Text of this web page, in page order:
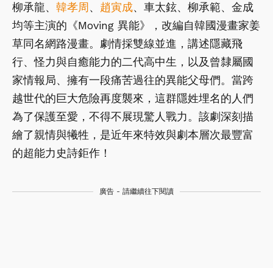
柳承龍、 韓孝周、 趙寅成、車太鉉、柳承範、金成
均等主演的《Moving 異能》，改編自韓國漫畫家姜
草同名網路漫畫。劇情採雙線並進，講述隱藏飛
行、怪力與自癒能力的二代高中生，以及曾隸屬國
家情報局、擁有一段痛苦過往的異能父母們。當跨
越世代的巨大危險再度襲來，這群隱姓埋名的人們
為了保護至愛，不得不展現驚人戰力。該劇深刻描
繪了親情與犧牲，是近年來特效與劇本層次最豐富
的超能力史詩鉅作！
廣告 - 請繼續往下閱讀